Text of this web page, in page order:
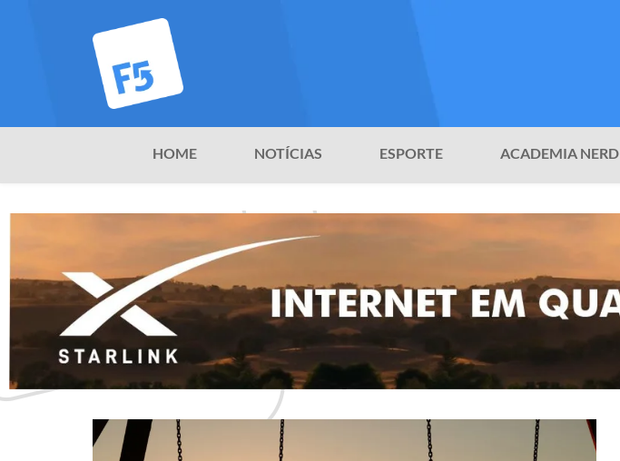
HOME NOTÍCIAS ESPORTE ACADEMIA NERD